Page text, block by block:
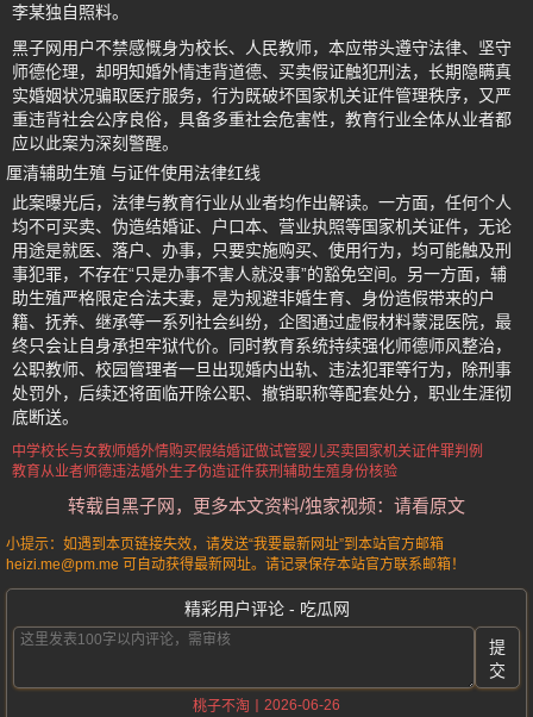
李某独自照料。
黑子网用户不禁感慨身为校长、人民教师，本应带头遵守法律、坚守
师德伦理，却明知婚外情违背道德、买卖假证触犯刑法，长期隐瞒真
实婚姻状况骗取医疗服务，行为既破坏国家机关证件管理秩序，又严
重违背社会公序良俗，具备多重社会危害性，教育行业全体从业者都
应以此案为深刻警醒。
厘清辅助生殖 与证件使用法律红线
此案曝光后，法律与教育行业从业者均作出解读。一方面，任何个人
均不可买卖、伪造结婚证、户口本、营业执照等国家机关证件，无论
用途是就医、落户、办事，只要实施购买、使用行为，均可能触及刑
事犯罪，不存在“只是办事不害人就没事”的豁免空间。另一方面，辅
助生殖严格限定合法夫妻，是为规避非婚生育、身份造假带来的户
籍、抚养、继承等一系列社会纠纷，企图通过虚假材料蒙混医院，最
终只会让自身承担牢狱代价。同时教育系统持续强化师德师风整治，
公职教师、校园管理者一旦出现婚内出轨、违法犯罪等行为，除刑事
处罚外，后续还将面临开除公职、撤销职称等配套处分，职业生涯彻
底断送。
中学校长与女教师婚外情购买假结婚证做试管婴儿买卖国家机关证件罪判例
教育从业者师德违法婚外生子伪造证件获刑 辅助生殖身份核验
转载自黑子网，更多本文资料/独家视频：请看原文
小提示：如遇到本页链接失效，请发送“我要最新网址”到本站官方邮箱
heizi.me@pm.me 可自动获得最新网址。请记录保存本站官方联系邮箱！
精彩用户评论 - 吃瓜网
提
交
桃子不淘
2026-06-26